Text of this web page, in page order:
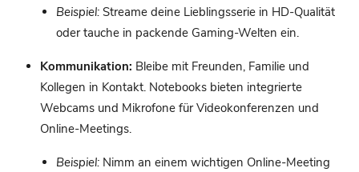
Beispiel: Streame deine Lieblingsserie in HD-Qualität
oder tauche in packende Gaming-Welten ein.
Kommunikation: Bleibe mit Freunden, Familie und
Kollegen in Kontakt. Notebooks bieten integrierte
Webcams und Mikrofone für Videokonferenzen und
Online-Meetings.
Beispiel: Nimm an einem wichtigen Online-Meeting